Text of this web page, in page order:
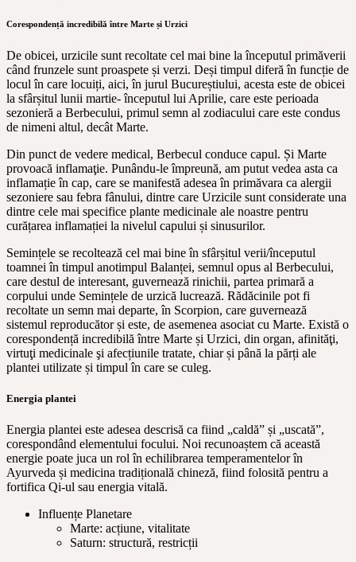
Corespondență incredibilă între Marte și Urzici
De obicei, urzicile sunt recoltate cel mai bine la începutul primăverii
când frunzele sunt proaspete și verzi. Deși timpul diferă în funcție de
locul în care locuiți, aici, în jurul Bucureștiului, acesta este de obicei
la sfârșitul lunii martie- începutul lui Aprilie, care este perioada
sezonieră a Berbecului, primul semn al zodiacului care este condus
de nimeni altul, decât Marte.
Din punct de vedere medical, Berbecul conduce capul. Și Marte
provoacă inflamaţie. Punându-le împreună, am putut vedea asta ca
inflamație în cap, care se manifestă adesea în primăvara ca alergii
sezoniere sau febra fânului, dintre care Urzicile sunt considerate una
dintre cele mai specifice plante medicinale ale noastre pentru
curățarea inflamației la nivelul capului și sinusurilor.
Semințele se recoltează cel mai bine în sfârșitul verii/începutul
toamnei în timpul anotimpul Balanței, semnul opus al Berbecului,
care destul de interesant, guvernează rinichii, partea primară a
corpului unde Semințele de urzică lucrează. Rădăcinile pot fi
recoltate un semn mai departe, în Scorpion, care guvernează
sistemul reproducător și este, de asemenea asociat cu Marte. Există o
corespondență incredibilă între Marte și Urzici, din organ, afinităţi,
virtuţi medicinale şi afecțiunile tratate, chiar și până la părți ale
plantei utilizate și timpul în care se culeg.
Energia plantei
Energia plantei este adesea descrisă ca fiind „caldă” și „uscată”,
corespondând elementului focului. Noi recunoaștem că această
energie poate juca un rol în echilibrarea temperamentelor în
Ayurveda și medicina tradițională chineză, fiind folosită pentru a
fortifica Qi-ul sau energia vitală.
Influențe Planetare
Marte: acțiune, vitalitate
Saturn: structură, restricții